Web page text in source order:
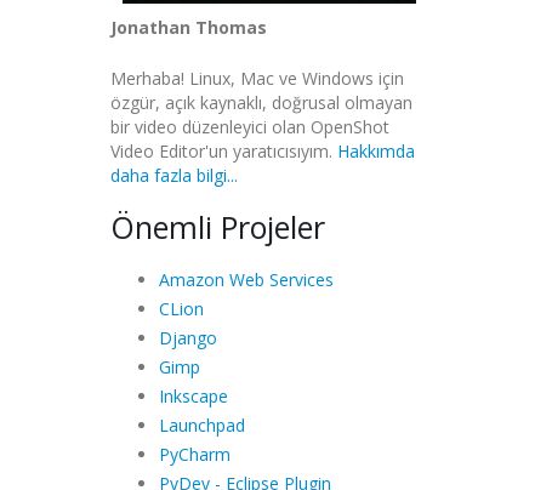
Jonathan Thomas
Merhaba! Linux, Mac ve Windows için
özgür, açık kaynaklı, doğrusal olmayan
bir video düzenleyici olan OpenShot
Video Editor'un yaratıcısıyım. Hakkımda
daha fazla bilgi...
Önemli Projeler
Amazon Web Services
CLion
Django
Gimp
Inkscape
Launchpad
PyCharm
PyDev - Eclipse Plugin